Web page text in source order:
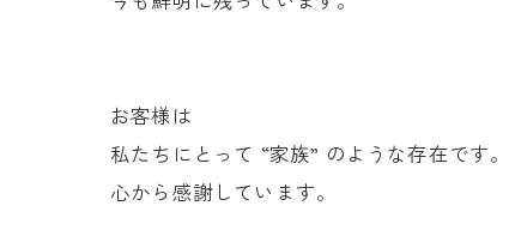
お客様は
私たちにとって “家族” のような存在です。
心から感謝しています。